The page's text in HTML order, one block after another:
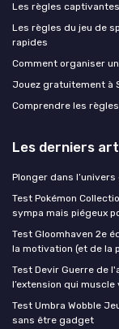
Les règles
Les règles du jeu de
rapides
Comment organiser
Jouez gratuitement à
Comprendre les
Les derniers
Plonger dans
Test Pokémon
sympa mais piégeux
Test Gloomhaven 2e
la motivation (et de la
Test Devir Guerre de
l’extension qui
Test Umbra Wobble
sans être gadget